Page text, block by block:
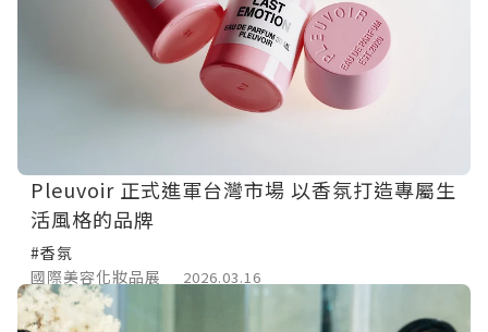
Pleuvoir 正式進軍台灣市場 以香氛打造專屬生
活風格的品牌
#香氛
國際美容化妝品展
2026.03.16